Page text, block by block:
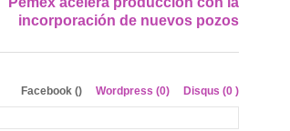
incorporación de nuevos pozos
Facebook () Wordpress (0) Disqus (0 )